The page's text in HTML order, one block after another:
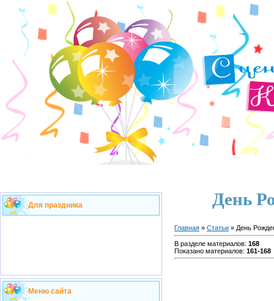
Для праздника
Меню сайта
День
Главная » Статьи » День
В разделе материалов: 168
Показано материалов: 161-168